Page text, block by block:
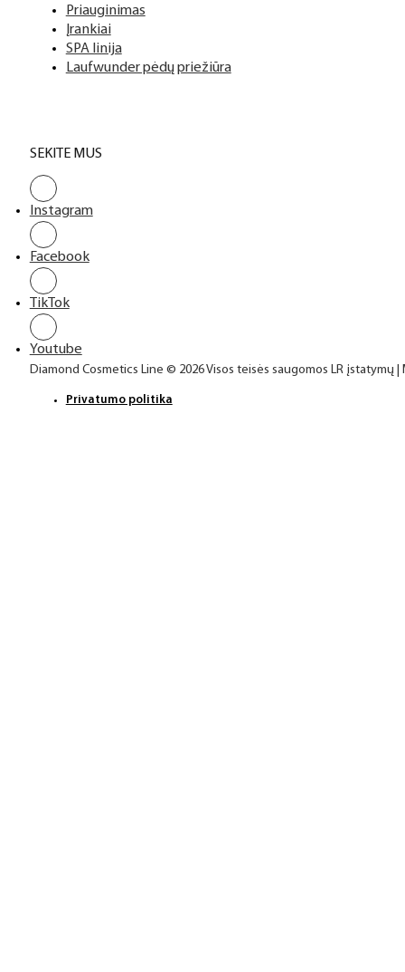
Priauginimas
Įrankiai
SPA linija
Laufwunder pėdų priežiūra
SEKITE MUS
Instagram
Facebook
TikTok
Youtube
Diamond Cosmetics Line © 2026 Visos teisės saugomos LR įstatymų
Privatumo politika